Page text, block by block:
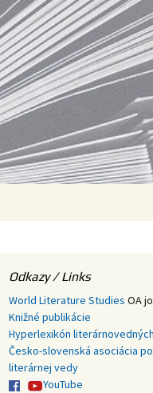
Odkazy / Links
World Literature Studies OA
Knižné publikácie
Hyperlexikón
Česko-slovenská asociácia
literárnej vedy
YouTube